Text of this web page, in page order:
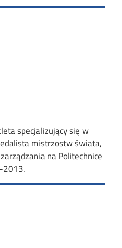
specjalizujący się w
mistrzostw świata,
na Politechnice
2013.